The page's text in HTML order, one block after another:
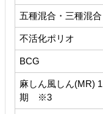
五種混合・三種混合
不活化ポリオ
BCG
麻しん風しん(MR) 1
期 ※3